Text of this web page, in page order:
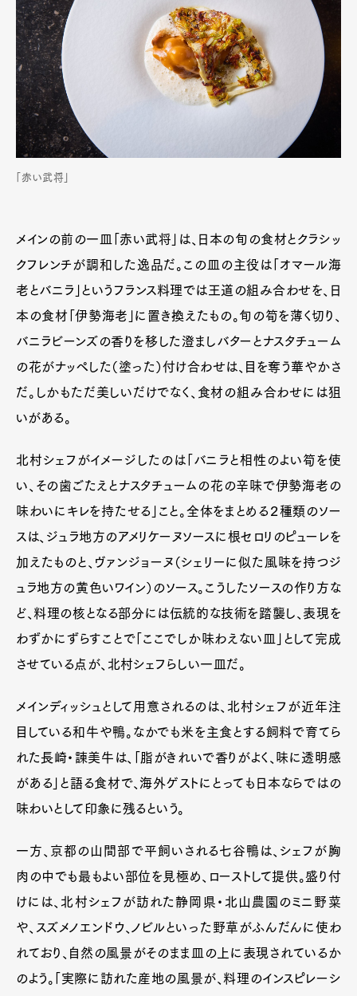
「赤い武将」
メインの前の一皿「赤い武将」は、日本の旬の食材とクラシッ
クフレンチが調和した逸品だ。この皿の主役は「オマール海
老とバニラ」というフランス料理では王道の組み合わせを、日
本の食材「伊勢海老」に置き換えたもの。旬の筍を薄く切り、
バニラビーンズの香りを移した澄ましバターとナスタチューム
の花がナッペした（塗った）付け合わせは、目を奪う華やかさ
だ。しかもただ美しいだけでなく、食材の組み合わせには狙
いがある。
北村シェフがイメージしたのは「バニラと相性のよい筍を使
い、その歯ごたえとナスタチュームの花の辛味で伊勢海老の
味わいにキレを持たせる」こと。全体をまとめる２種類のソー
スは、ジュラ地方のアメリケーヌソースに根セロリのピューレを
加えたものと、ヴァンジョーヌ（シェリーに似た風味を持つジ
ュラ地方の黄色いワイン）のソース。こうしたソースの作り方な
ど、料理の核となる部分には伝統的な技術を踏襲し、表現を
わずかにずらすことで「ここでしか味わえない皿」として完成
させている点が、北村シェフらしい一皿だ。
メインディッシュとして用意されるのは、北村シェフが近年注
目している和牛や鴨。なかでも米を主食とする飼料で育てら
れた長崎・諫美牛は、「脂がきれいで香りがよく、味に透明感
がある」と語る食材で、海外ゲストにとっても日本ならではの
味わいとして印象に残るという。
一方、京都の山間部で平飼いされる七谷鴨は、シェフが胸
肉の中でも最もよい部位を見極め、ローストして提供。盛り付
けには、北村シェフが訪れた静岡県・北山農園のミニ野菜
や、スズメノエンドウ、ノビルといった野草がふんだんに使わ
れており、自然の風景がそのまま皿の上に表現されているか
のよう。「実際に訪れた産地の風景が、料理のインスピレーシ